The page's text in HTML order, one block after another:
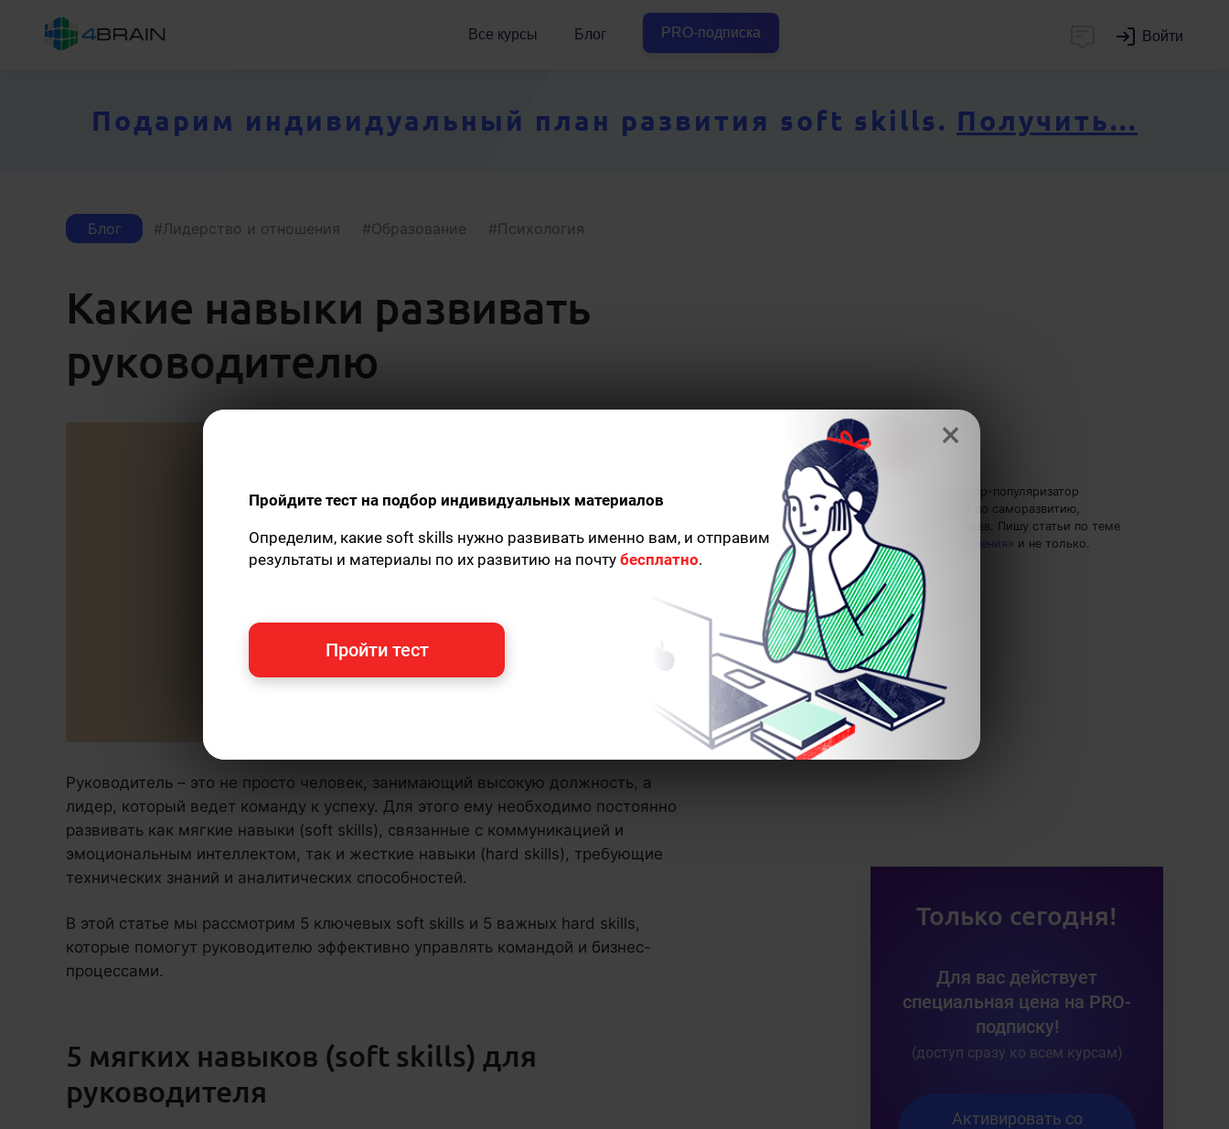
Все курсы Блог PRO-подписка Войти
Подарим индивидуальный план развития soft skills. Получить...
Блог Лидерство и отношения Образование Психология
Какие навыки развивать
руководителю
Елена Ланта
— автор-популяризатор
экспертных знаний по саморазвитию,
преподаватель танцев. Пишу статьи по теме
«Лидерство и отношения» и не только.
Руководитель – это не просто человек, занимающий высокую должность, а
лидер, который ведет команду к успеху. Для этого ему необходимо постоянно
развивать как мягкие навыки (soft skills), связанные с коммуникацией и
эмоциональным интеллектом, так и жесткие навыки (hard skills), требующие
технических знаний и аналитических способностей.
В этой статье мы рассмотрим 5 ключевых soft skills и 5 важных hard skills,
которые помогут руководителю эффективно управлять командой и бизнес-
процессами.
5 мягких навыков (soft skills) для
руководителя
Только сегодня!
Для вас действует
специальная цена на PRO-
подписку!
(доступ сразу ко всем курсам)
Активировать со
×
Пройдите тест на подбор индивидуальных материалов
Определим, какие soft skills нужно развивать именно вам, и отправим
результаты и материалы по их развитию на почту бесплатно.
Пройти тест